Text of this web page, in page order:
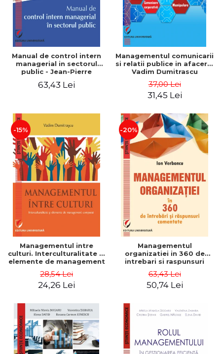
Manual de control intern
managerial in sectorul
public - Jean-Pierre
63,43 Lei
Managementul comunicarii
si relatii publice in afaceri -
Vadim Dumitrascu
37,00 Lei
31,45 Lei
-15%
Managementul intre
culturi. Interculturalitate si
elemente de management
Dumitrascu
28,54 Lei
24,26 Lei
-20%
Managementul
organizatiei in 360 de
intrebari si raspunsuri
63,43 Lei
50,74 Lei